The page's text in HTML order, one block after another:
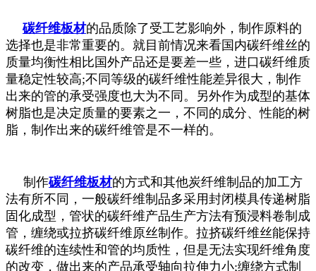
碳纤维板材的品质除了受工艺影响外，制作原料的
选择也是非常重要的。就目前情况来看国内碳纤维丝的
质量均衡性相比国外产品还是要差一些，进口碳纤维质
量稳定性较高;不同等级的碳纤维性能差异很大，制作
出来的管的承受强度也大为不同。另外作为成型的基体
树脂也是决定质量的要素之一，不同的成分、性能的树
脂，制作出来的碳纤维管是不一样的。
制作碳纤维板材的方式和其他炭纤维制品的加工方
法有所不同，一般碳纤维制品多采用封闭模具传递树脂
固化成型，管状的碳纤维产品生产方法有预浸料卷制成
管，缠绕或拉挤碳纤维原丝制作。拉挤碳纤维丝能保持
碳纤维的连续性和管的均质性，但是无法实现纤维角度
的改变，做出来的产品承受轴向拉伸力小;缠绕方式制